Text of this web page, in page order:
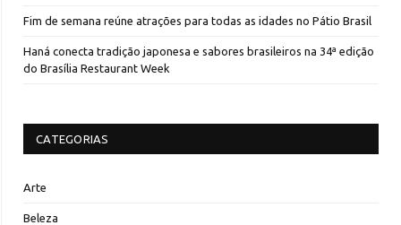
Fim de semana reúne atrações para todas as idades no Pátio Brasil
Haná conecta tradição japonesa e sabores brasileiros na 34ª edição
do Brasília Restaurant Week
CATEGORIAS
Arte
Beleza